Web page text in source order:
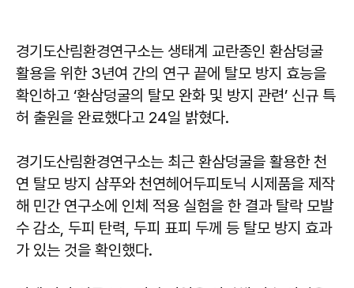
경기도산림환경연구소는 생태계 교란종인 환삼덩굴
활용을 위한 3년여 간의 연구 끝에 탈모 방지 효능을
확인하고 ‘환삼덩굴의 탈모 완화 및 방지 관련’ 신규 특
허 출원을 완료했다고 24일 밝혔다.
경기도산림환경연구소는 최근 환삼덩굴을 활용한 천
연 탈모 방지 샴푸와 천연헤어두피토닉 시제품을 제작
해 민간 연구소에 인체 적용 실험을 한 결과 탈락 모발
수 감소, 두피 탄력, 두피 표피 두께 등 탈모 방지 효과
가 있는 것을 확인했다.